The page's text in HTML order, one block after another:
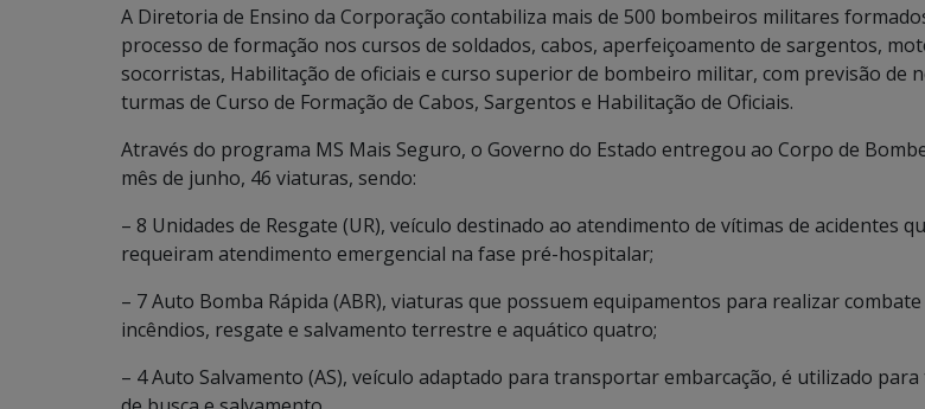
A Diretoria de Ensino da Corporação contabiliza mais de 500 bombeiros militares
processo de formação nos cursos de soldados, cabos, aperfeiçoamento de sargentos,
socorristas, Habilitação de oficiais e curso superior de bombeiro militar, com previsão de
turmas de Curso de Formação de Cabos, Sargentos e Habilitação de Oficiais.
Através do programa MS Mais Seguro, o Governo do Estado entregou ao Corpo de
mês de junho, 46 viaturas, sendo:
– 8 Unidades de Resgate (UR), veículo destinado ao atendimento de vítimas de acidentes
requeiram atendimento emergencial na fase pré-hospitalar;
– 7 Auto Bomba Rápida (ABR), viaturas que possuem equipamentos para realizar combate
incêndios, resgate e salvamento terrestre e aquático quatro;
– 4 Auto Salvamento (AS), veículo adaptado para transportar embarcação, é utilizado